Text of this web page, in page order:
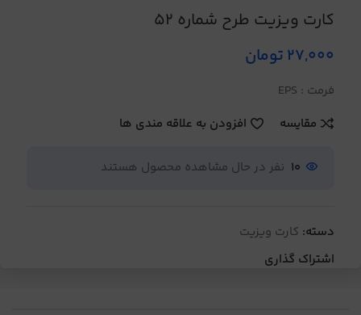
کارت ویزیت طرح شماره 52
27,000تومان
فرمت : EPS
مقایسه
افزودن به علاقه مندی ها
10 نفر در حال مشاهده محصول هستند
دسته: کارت ویزیت
اشتراک گذاری